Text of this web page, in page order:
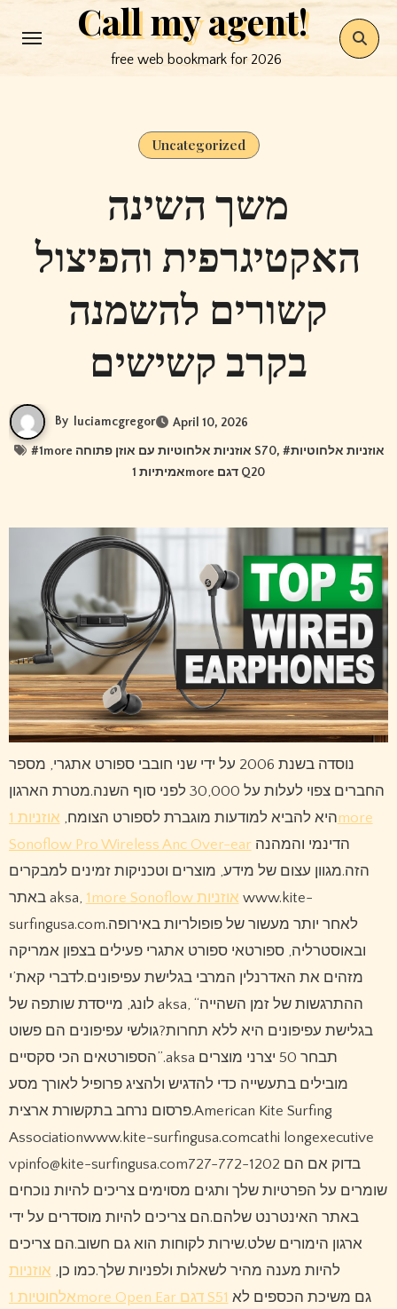
to
Call my agent!
free web bookmark for 2026
Uncategorized
משך השינה
האקטיגרפית והפיצול
קשורים להשמנה
בקרב קשישים
By luciamcgregor April 10, 2026
# 1more אוזניות אלחוטיות עם אוזן פתוחה S70, #אוזניות אלחוטיות
אמיתיות 1more דגם Q20
נוסדה בשנת 2006 על ידי שני חובבי ספורט אתגרי, מספר
החברים צפוי לעלות על 30,000 לפני סוף השנה.מטרת הארגון
היא להביא למודעות מוגברת לספורט הצומח,
אוזניות 1more
Sonoflow Pro Wireless Anc Over-earהדינמי והמהנה
הזה.מגוון עצום של מידע, מוצרים וטכניקות זמינים למבקרים
באתר aksa,
1more Sonoflow אוזניות www.kite-
surfingusa.com.לאחר יותר מעשור של פופולריות באירופה
ובאוסטרליה, ספורטאי ספורט אתגרי פעילים בצפון אמריקה
מזהים את האדרנלין המרבי בגלישת עפיפונים.לדברי קאת’י
לונג, מייסדת שותפה של aksa, “ההתרגשות של זמן השהייה
בגלישת עפיפונים היא ללא תחרות?גולשי עפיפונים הם פשוט
הספורטאים הכי סקסיים”.aksa תבחר 50 יצרני מוצרים
מובילים בתעשייה כדי להדגיש ולהציג פרופיל לאורך מסע
פרסום נרחב בתקשורת ארצית.American Kite Surfing
Associationwww.kite-surfingusa.comcathi longexecutive
vpinfo@kite-surfingusa.com727-772-1202 בדוק אם הם
שומרים על הפרטיות שלך ותגים מסוימים צריכים להיות נוכחים
באתר האינטרנט שלהם.הם צריכים להיות מוסדרים על ידי
ארגון הימורים שלט.שירות לקוחות הוא גם חשוב.הם צריכים
להיות מענה מהיר לשאלות ולפניות שלך.כמו כן, אוזניות
אלחוטיות 1more Open Ear דגם S51